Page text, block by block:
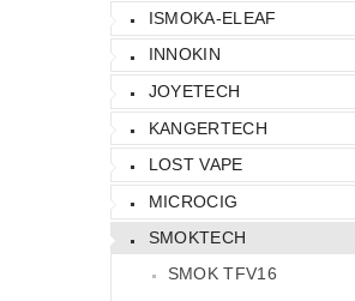
ISMOKA-ELEAF
INNOKIN
JOYETECH
KANGERTECH
LOST VAPE
MICROCIG
SMOKTECH
SMOK TFV16